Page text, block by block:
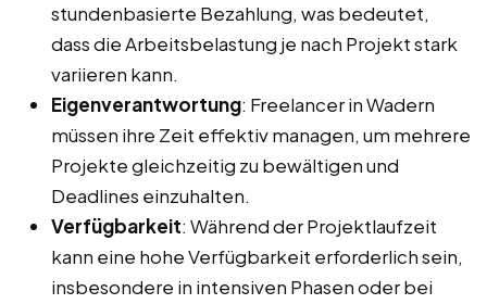
stundenbasierte Bezahlung, was bedeutet,
dass die Arbeitsbelastung je nach Projekt stark
variieren kann.
Eigenverantwortung: Freelancer in Wadern
müssen ihre Zeit effektiv managen, um mehrere
Projekte gleichzeitig zu bewältigen und
Deadlines einzuhalten.
Verfügbarkeit: Während der Projektlaufzeit
kann eine hohe Verfügbarkeit erforderlich sein,
insbesondere in intensiven Phasen oder bei